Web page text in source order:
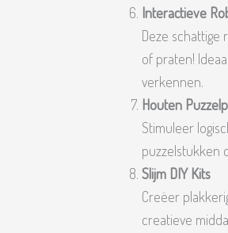
Interactieve
Deze schattige
of praten!
verkennen.
Houten
Stimuleer
puzzelstukken
Slijm DIY Kits
Creëer
creatieve